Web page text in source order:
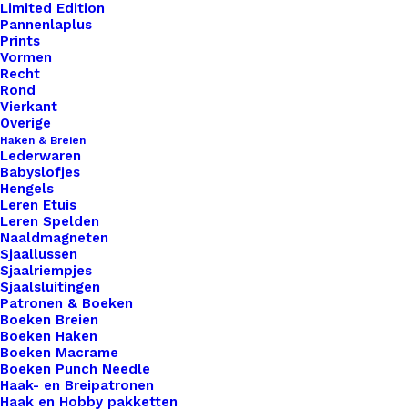
Limited Edition
Pannenlaplus
Prints
Vormen
Recht
Rond
Vierkant
Overige
Haken & Breien
Lederwaren
Babyslofjes
Hengels
Leren Etuis
Leren Spelden
Naaldmagneten
Sjaallussen
Sjaalriempjes
Sjaalsluitingen
Patronen & Boeken
Boeken Breien
Boeken Haken
Boeken Macrame
Boeken Punch Needle
Haak- en Breipatronen
Haak en Hobby pakketten
Setting Tq Metaal 2
Ogen Voor Ss39
Puntsteen Antiek
Zilver
€0,65
102 op voorraad
Setting
Tq
Metaal
2
Ogen
Voor
Ss39
Toevoegen aan verlanglijst